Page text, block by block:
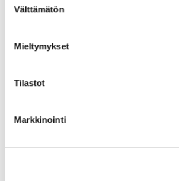
valinta
Välttämätön
Mieltymykset
Tilastot
Markkinointi